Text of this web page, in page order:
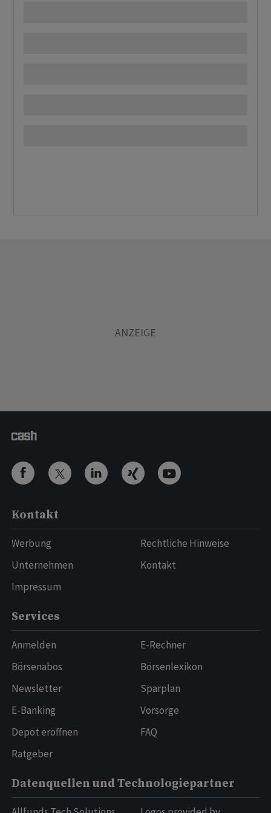
Kontakt
Werbung
Unternehmen
Impressum
Rechtliche Hinweise
Kontakt
Services
Anmelden
Börsenabos
Newsletter
E-Banking
Depot eröffnen
Ratgeber
E-Rechner
Börsenlexikon
Sparplan
Vorsorge
FAQ
Datenquellen und Technologiepartner